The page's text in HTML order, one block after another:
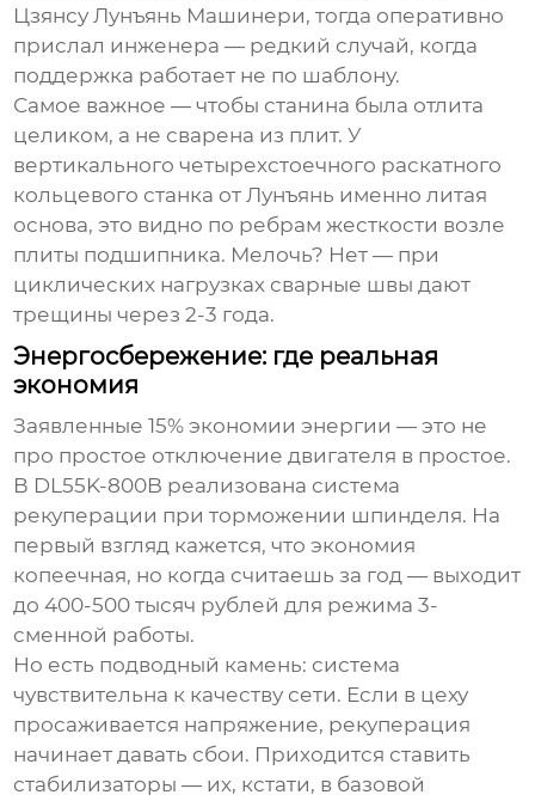
Цзянсу Лунъянь Машинери, тогда оперативно
прислал инженера — редкий случай, когда
поддержка работает не по шаблону.
Самое важное — чтобы станина была отлита
целиком, а не сварена из плит. У
вертикального четырехстоечного раскатного
кольцевого станка от Лунъянь именно литая
основа, это видно по ребрам жесткости возле
плиты подшипника. Мелочь? Нет — при
циклических нагрузках сварные швы дают
трещины через 2-3 года.
Энергосбережение: где реальная
экономия
Заявленные 15% экономии энергии — это не
про простое отключение двигателя в простое.
В DL55K-800B реализована система
рекуперации при торможении шпинделя. На
первый взгляд кажется, что экономия
копеечная, но когда считаешь за год — выходит
до 400-500 тысяч рублей для режима 3-
сменной работы.
Но есть подводный камень: система
чувствительна к качеству сети. Если в цеху
просаживается напряжение, рекуперация
начинает давать сбои. Приходится ставить
стабилизаторы — их, кстати, в базовой